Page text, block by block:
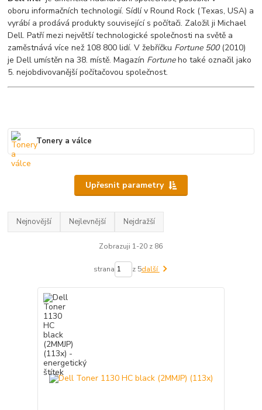
oboru informačních technologií. Sídlí v Round Rock (Texas, USA) a
vyrábí a prodává produkty související s počítači. Založil ji Michael
Dell. Patří mezi největší technologické společnosti na světě a
zaměstnává více než 108 800 lidí. V žebříčku Fortune 500(2010)
je Dell umístěn na 38. místě. Magazín Fortuneho také označil jako
5. nejobdivovanější počítačovou společnost.
Tonery a válce
Upřesnit parametry
Nejnovější Nejlevnější Nejdražší
Zobrazuji 1-20 z 86
strana z 5další